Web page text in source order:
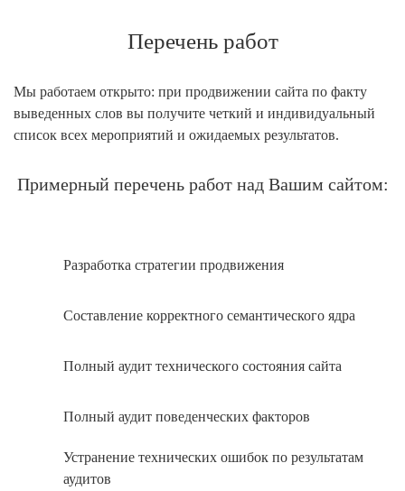
Перечень работ
Мы работаем открыто: при продвижении сайта по факту
выведенных слов вы получите четкий и индивидуальный
список всех мероприятий и ожидаемых результатов.
Примерный перечень работ над Вашим сайтом:
Разработка стратегии продвижения
Составление корректного семантического ядра
Полный аудит технического состояния сайта
Полный аудит поведенческих факторов
Устранение технических ошибок по результатам
аудитов